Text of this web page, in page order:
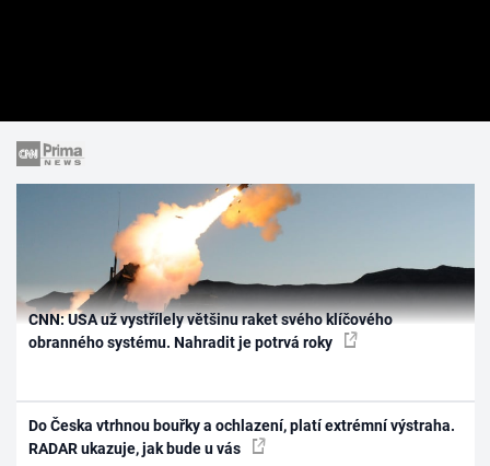
CNN: USA už vystřílely většinu raket svého klíčového
obranného systému. Nahradit je potrvá roky
Do Česka vtrhnou bouřky a ochlazení, platí extrémní výstraha.
RADAR ukazuje, jak bude u vás